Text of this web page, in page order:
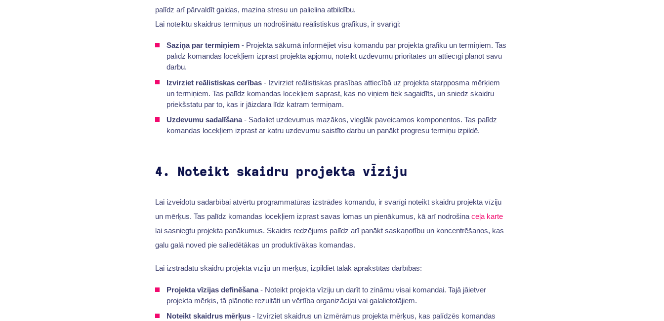
palīdz arī pārvaldīt gaidas, mazina stresu un palielina atbildību.
Lai noteiktu skaidrus termiņus un nodrošinātu reālistiskus grafikus, ir svarīgi:
Saziņa par termiņiem- Projekta sākumā informējiet visu komandu par projekta grafiku un termiņiem. Tas
palīdz komandas locekļiem izprast projekta apjomu, noteikt uzdevumu prioritātes un attiecīgi plānot savu
darbu.
Izvirziet reālistiskas cerības- Izvirziet reālistiskas prasības attiecībā uz projekta starpposma mērķiem
un termiņiem. Tas palīdz komandas locekļiem saprast, kas no viņiem tiek sagaidīts, un sniedz skaidru
priekšstatu par to, kas ir jāizdara līdz katram termiņam.
Uzdevumu sadalīšana- Sadaliet uzdevumus mazākos, vieglāk paveicamos komponentos. Tas palīdz
komandas locekļiem izprast ar katru uzdevumu saistīto darbu un panākt progresu termiņu izpildē.
4. Noteikt skaidru projekta vīziju
Lai izveidotu sadarbībai atvērtu programmatūras izstrādes komandu, ir svarīgi noteikt skaidru projekta vīziju
un mērķus. Tas palīdz komandas locekļiem izprast savas lomas un pienākumus, kā arī nodrošina ceļa karte
lai sasniegtu projekta panākumus. Skaidrs redzējums palīdz arī panākt saskaņotību un koncentrēšanos, kas
galu galā noved pie saliedētākas un produktīvākas komandas.
Lai izstrādātu skaidru projekta vīziju un mērķus, izpildiet tālāk aprakstītās darbības:
Projekta vīzijas definēšana- Noteikt projekta vīziju un darīt to zināmu visai komandai. Tajā jāietver
projekta mērķis, tā plānotie rezultāti un vērtība organizācijai vai galalietotājiem.
Noteikt skaidrus mērķus- Izvirziet skaidrus un izmērāmus projekta mērķus, kas palīdzēs komandas